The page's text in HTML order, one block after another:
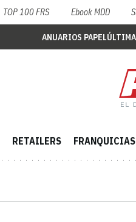
TOP 100 FRS Ebook MDD
ANUARIOS PAPEL
RETAILERS FRANQUICIAS